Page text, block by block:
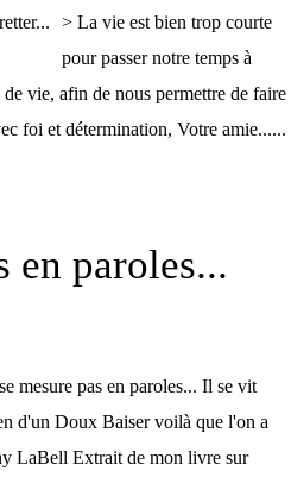
> La vie est bien trop courte
pour passer notre temps à
vie, afin de nous permettre de faire
foi et détermination, Votre amie......
en paroles...
mesure pas en paroles... Il se vit
d'un Doux Baiser voilà que l'on a
LaBell Extrait de mon livre sur